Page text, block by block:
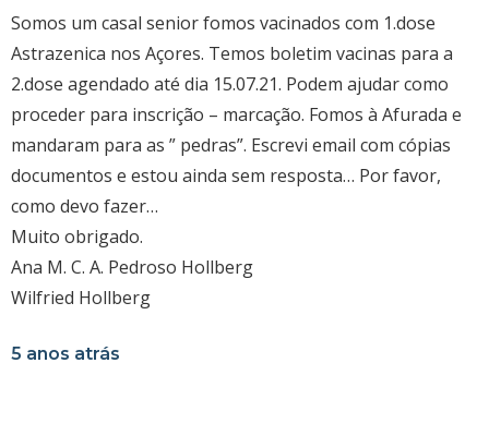
Somos um casal senior fomos vacinados com 1.dose
Astrazenica nos Açores. Temos boletim vacinas para a
2.dose agendado até dia 15.07.21. Podem ajudar como
proceder para inscrição – marcação. Fomos à Afurada e
mandaram para as ” pedras”. Escrevi email com cópias
documentos e estou ainda sem resposta… Por favor,
como devo fazer…
Muito obrigado.
Ana M. C. A. Pedroso Hollberg
Wilfried Hollberg
5 anos atrás